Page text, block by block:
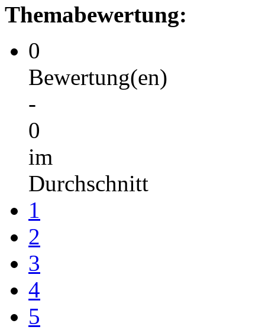
Themabewertung:
0
Bewertung(en)
-
0
im
Durchschnitt
1
2
3
4
5